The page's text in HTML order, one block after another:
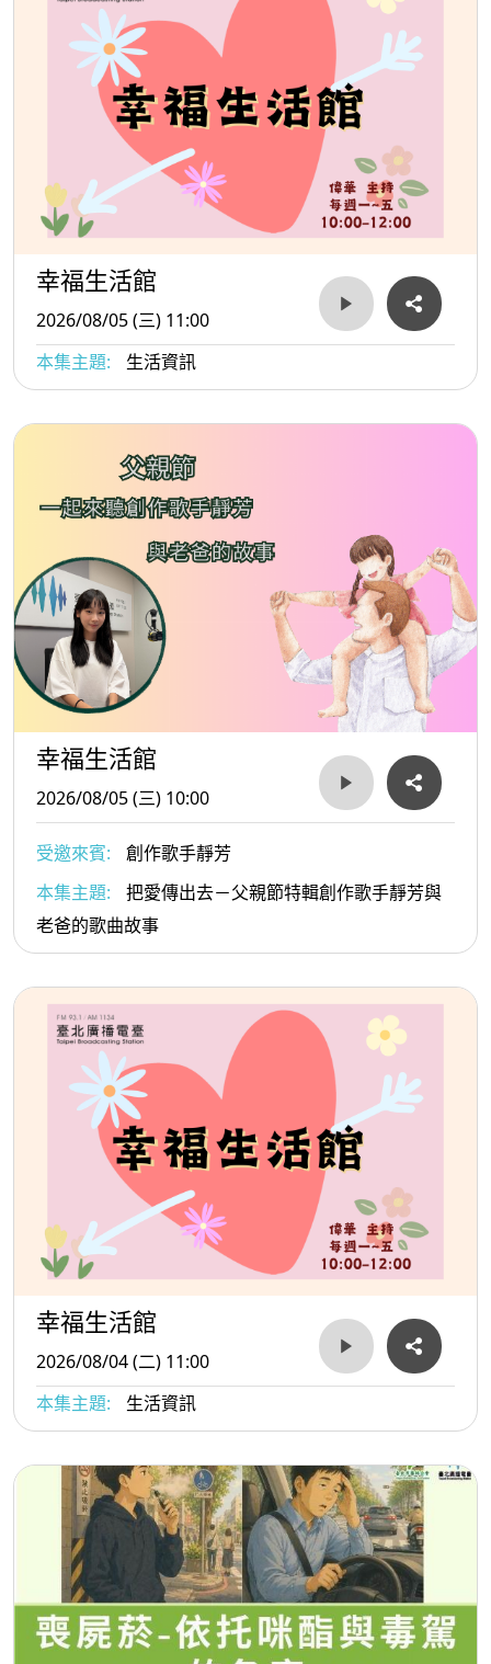
幸福生活館
2026/08/05 (三) 11:00
本集主題:
生活資訊
幸福生活館
2026/08/05 (三) 10:00
受邀來賓:
創作歌手靜芳
本集主題:
把愛傳出去－父親節特輯創作歌手靜芳與
老爸的歌曲故事
幸福生活館
2026/08/04 (二) 11:00
本集主題:
生活資訊